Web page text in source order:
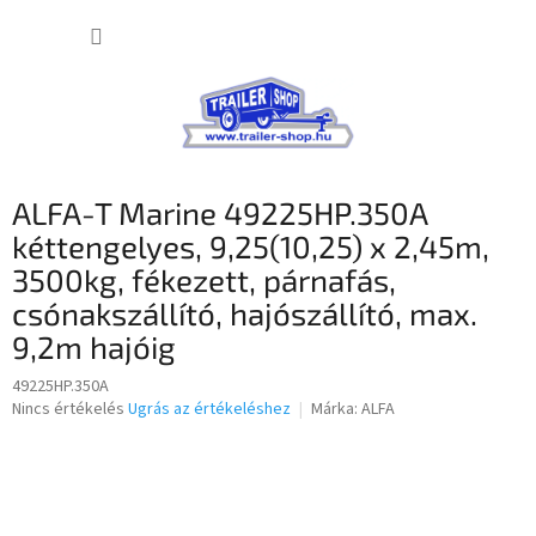
ALFA-T Marine 49225HP.350A
kéttengelyes, 9,25(10,25) x 2,45m,
3500kg, fékezett, párnafás,
csónakszállító, hajószállító, max.
9,2m hajóig
49225HP.350A
A
Nincs értékelés Ugrás az értékeléshez Márka: ALFA